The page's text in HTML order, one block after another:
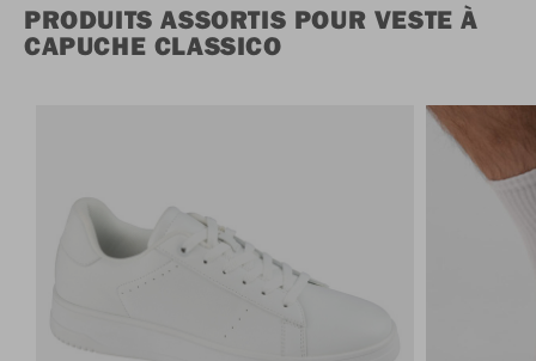
PRODUITS ASSORTIS POUR VESTE À
CAPUCHE CLASSICO